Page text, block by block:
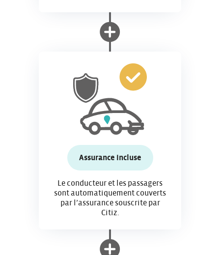
Assurance incluse
Le conducteur et les passagers
sont automatiquement couverts
par l’assurance souscrite par
Citiz.